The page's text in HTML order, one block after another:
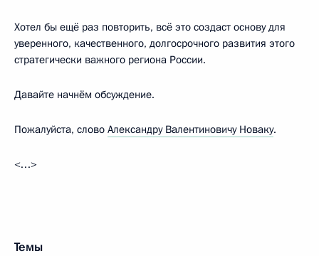
Хотел бы ещё раз повторить, всё это создаст основу для
уверенного, качественного, долгосрочного развития этого
стратегически важного региона России.
Давайте начнём обсуждение.
Пожалуйста, слово Александру Валентиновичу Новаку.
<…>
Темы